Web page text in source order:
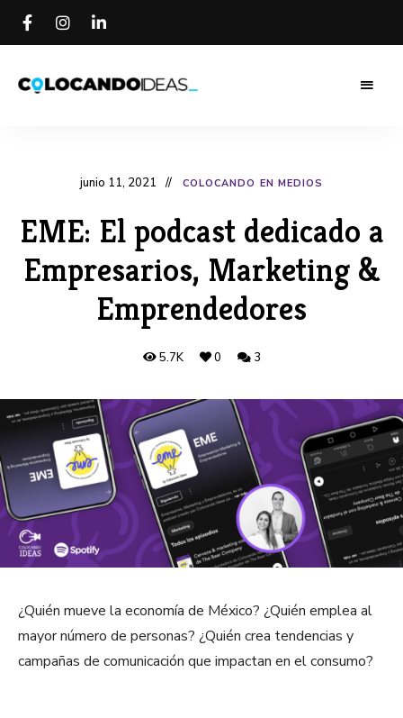
junio 11, 2021 COLOCANDO EN MEDIOS
EME: El podcast dedicado a
Empresarios, Marketing &
Emprendedores
5.7K 0 3
¿Quién mueve la economía de México? ¿Quién emplea al
mayor número de personas? ¿Quién crea tendencias y
campañas de comunicación que impactan en el consumo?